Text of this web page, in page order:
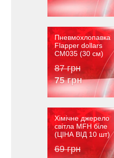
Пневмохлопавка
Flapper dollars
CM035 (30 см)
87 грн
75 грн
Хімічне джерело
світла MFH біле
(ЦІНА ВІД 10 шт)
69 грн